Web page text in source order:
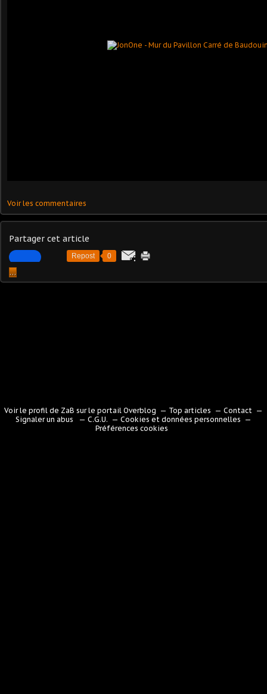
Voir les commentaires
Partager cet article
Repost 0
…
Voir le profil de ZaB sur le portail Overblog Top articles
Contact
Signaler un abus
C.G.U.
Cookies et données personnelles
Préférences cookies